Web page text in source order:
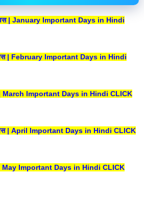
| January Important Days in Hindi
| February Important Days in Hindi
| March Important Days in Hindi CLICK
| April Important Days in Hindi CLICK
| May Important Days in Hindi CLICK